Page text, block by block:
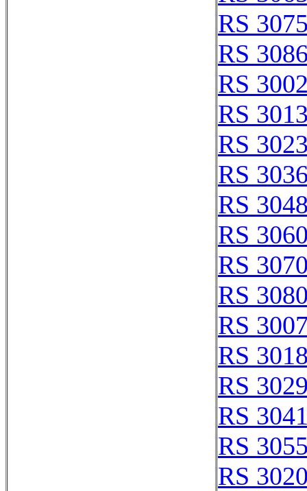
RS
RS
RS
RS
RS
RS
RS
RS
RS
RS
RS
RS
RS
RS
RS
RS